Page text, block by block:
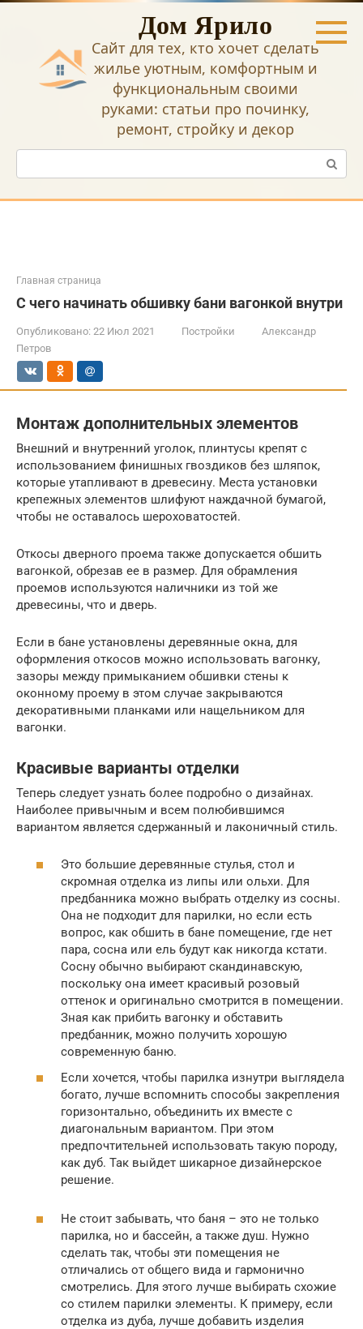
Перейти
Дом Ярило
Сайт для тех, кто хочет сделать
жилье уютным, комфортным и
функциональным своими
руками: статьи про починку,
ремонт, стройку и декор
Поиск:
Главная страница
С чего начинать обшивку бани вагонкой внутри
Опубликовано: 22 Июл 2021 Постройки
Александр
Петров
Монтаж дополнительных элементов
Внешний и внутренний уголок, плинтусы крепят с
использованием финишных гвоздиков без шляпок,
которые утапливают в древесину. Места установки
крепежных элементов шлифуют наждачной бумагой,
чтобы не оставалось шероховатостей.
Откосы дверного проема также допускается обшить
вагонкой, обрезав ее в размер. Для обрамления
проемов используются наличники из той же
древесины, что и дверь.
Если в бане установлены деревянные окна, для
оформления откосов можно использовать вагонку,
зазоры между примыканием обшивки стены к
оконному проему в этом случае закрываются
декоративными планками или нащельником для
вагонки.
Красивые варианты отделки
Теперь следует узнать более подробно о дизайнах.
Наиболее привычным и всем полюбившимся
вариантом является сдержанный и лаконичный стиль.
Это большие деревянные стулья, стол и
скромная отделка из липы или ольхи. Для
предбанника можно выбрать отделку из сосны.
Она не подходит для парилки, но если есть
вопрос, как обшить в бане помещение, где нет
пара, сосна или ель будут как никогда кстати.
Сосну обычно выбирают скандинавскую,
поскольку она имеет красивый розовый
оттенок и оригинально смотрится в помещении.
Зная как прибить вагонку и обставить
предбанник, можно получить хорошую
современную баню.
Если хочется, чтобы парилка изнутри выглядела
богато, лучше вспомнить способы закрепления
горизонтально, объединить их вместе с
диагональным вариантом. При этом
предпочтительней использовать такую породу,
как дуб. Так выйдет шикарное дизайнерское
решение.
Не стоит забывать, что баня – это не только
парилка, но и бассейн, а также душ. Нужно
сделать так, чтобы эти помещения не
отличались от общего вида и гармонично
смотрелись. Для этого лучше выбирать схожие
со стилем парилки элементы. К примеру, если
отделка из дуба, лучше добавить изделия